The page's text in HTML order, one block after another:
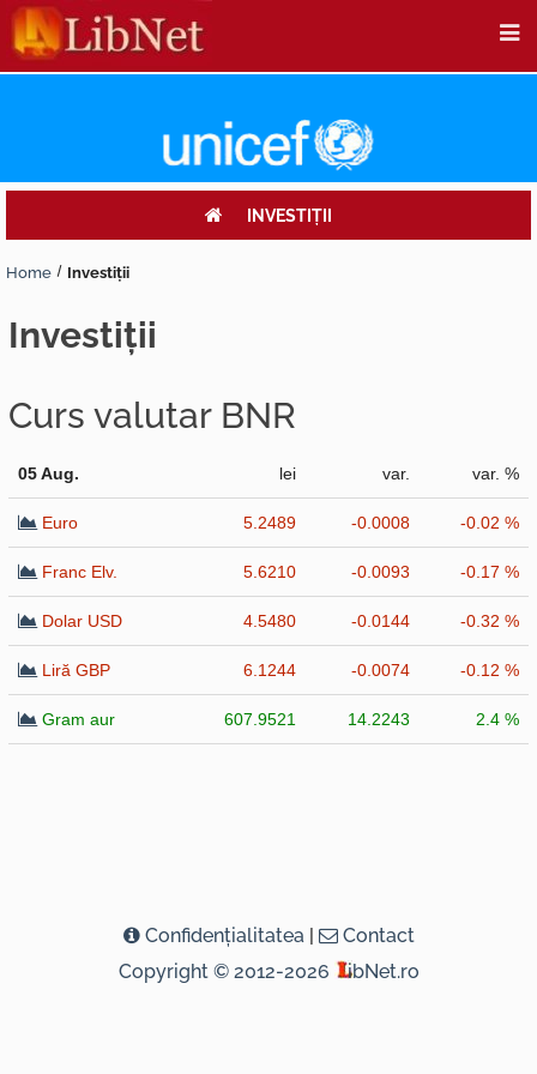
INVESTIŢII
Home Investiţii
investiţii
Curs valutar BNR
05 Aug. lei var. var. %
Euro 5.2489 -0.0008 -0.02 %
Franc Elv. 5.6210 -0.0093 -0.17 %
Dolar USD 4.5480 -0.0144 -0.32 %
Liră GBP 6.1244 -0.0074 -0.12 %
Gram aur 607.9521 14.2243 2.4 %
Confidenţialitatea |
Contact
Copyright © 2012-2026
ibNet.ro